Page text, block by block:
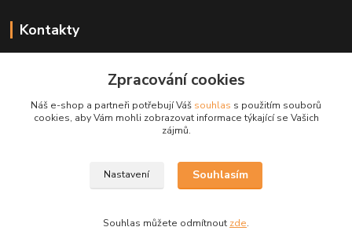
Kontakty
+ 420 608 777 028
obchod@golemreklama.cz
Zpracování cookies
Náš e-shop a partneři potřebují Váš souhlas s použitím souborů
cookies, aby Vám mohli zobrazovat informace týkající se Vašich
zájmů.
Nastavení Souhlasím
Souhlas můžete odmítnout zde.